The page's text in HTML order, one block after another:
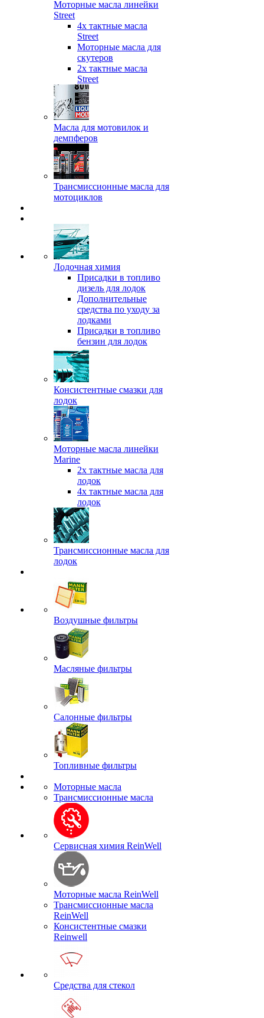
Моторные масла линейки
Street
4х тактные масла
Street
Моторные масла для
скутеров
2х тактные масла
Street
Масла для мотовилок и
демпферов
Трансмиссионные масла для
мотоциклов
Лодочная химия
Присадки в топливо
дизель для лодок
Дополнительные
средства по уходу за
лодками
Присадки в топливо
бензин для лодок
Консистентные смазки для
лодок
Моторные масла линейки
Marine
2х тактные масла для
лодок
4х тактные масла для
лодок
Трансмиссионные масла для
лодок
Воздушные фильтры
Масляные фильтры
Салонные фильтры
Топливные фильтры
Моторные масла
Трансмиссионные масла
Сервисная химия ReinWell
Моторные масла ReinWell
Трансмиссионные масла
ReinWell
Консистентные смазки
Reinwell
Средства для стекол